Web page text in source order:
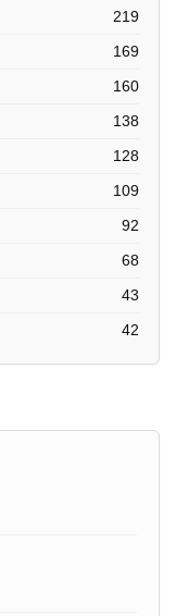
219
169
160
138
128
109
92
68
43
42